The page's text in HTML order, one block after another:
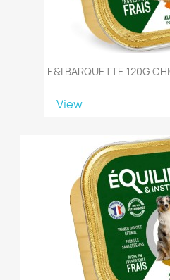
E&I BARQUETTE 120G
View